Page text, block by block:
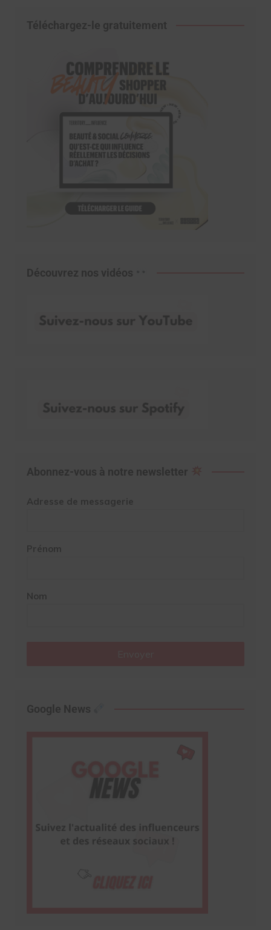
Téléchargez-le gratuitement
Découvrez nos vidéos
Abonnez-vous à notre newsletter
Adresse de messagerie
Prénom
Nom
Google News